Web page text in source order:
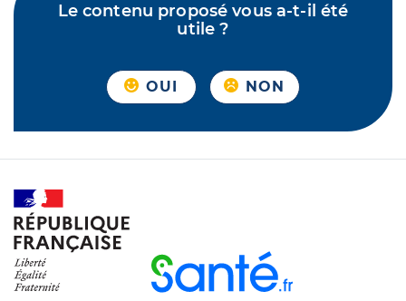
Le contenu proposé vous a-t-il été
utile ?
OUI NON